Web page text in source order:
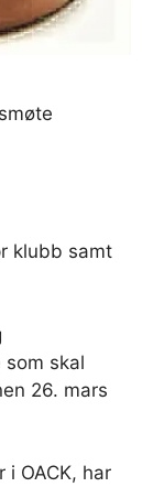
klubb samt
skal
26. mars
i OACK, har